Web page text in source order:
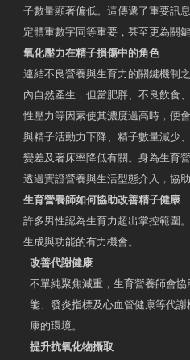
子數量顯著偏低。這傳遞了重要訊
定體重數字同等重要，甚至更為關鍵
氧化壓力在精子損傷中的角色
連結不良營養與生育力的關鍵機制
內自然產生，但當肥胖、不良飲食
性壓力等因素使其濃度過高時，便
與精子活動力下降、精子數量減少
變差及著床率降低有關。身為生育
透過實證營養與生活型態介入，協
生育營養師如何協助改善精子健康
許多男性認為生育力超出掌控範圍
生成與功能的有力機會。
改善代謝健康
不單純聚焦減重，生育營養師會
能、發炎指標及心血管健康等代
康的環境。
提升抗氧化物攝取